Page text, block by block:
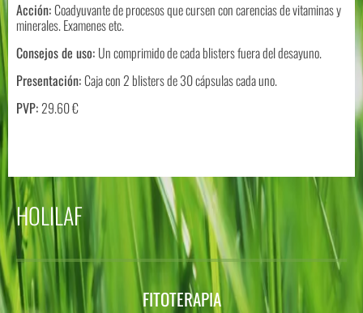
Acción:Coadyuvante de procesos que cursen con carencias de vitaminas y
minerales. Examenes etc.
Consejos de uso: Un comprimido de cada blisters fuera del desayuno.
Presentación:Caja con 2 blisters de 30 cápsulas cada uno.
PVP: 29.60 €
HOLILAF
FITOTERAPIA